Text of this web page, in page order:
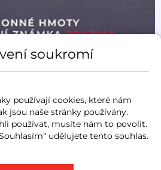
soukromí
používají cookies, které nám
jsou naše stránky používány.
používat, musíte nám to povolit.
udělujete tento souhlas.